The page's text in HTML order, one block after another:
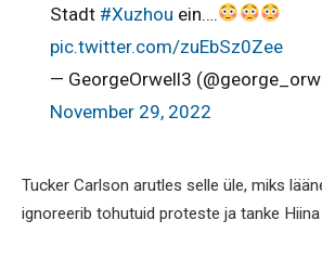
Stadt #Xuzhou ein….
pic.twitter.com/zuEbSz0Zee
— GeorgeOrwell3
November 29, 2022
Tucker Carlson arutles selle üle, miks
ignoreerib tohutuid proteste ja tanke